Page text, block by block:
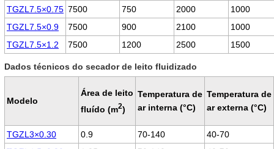
TGZL7.5×0.75 7500 750 2000
1000
TGZL7.5×0.9
7500 900 2100
1000
TGZL7.5×1.2
7500 1200 2500 1500
Dados técnicos do secador de leito fluidizado
Modelo
Área de leito
fluído (m2)
Temperatura de
ar interna (°C)
Temperatura de
ar externa (°C)
TGZL3×0.30 0.9 70-140
40-70